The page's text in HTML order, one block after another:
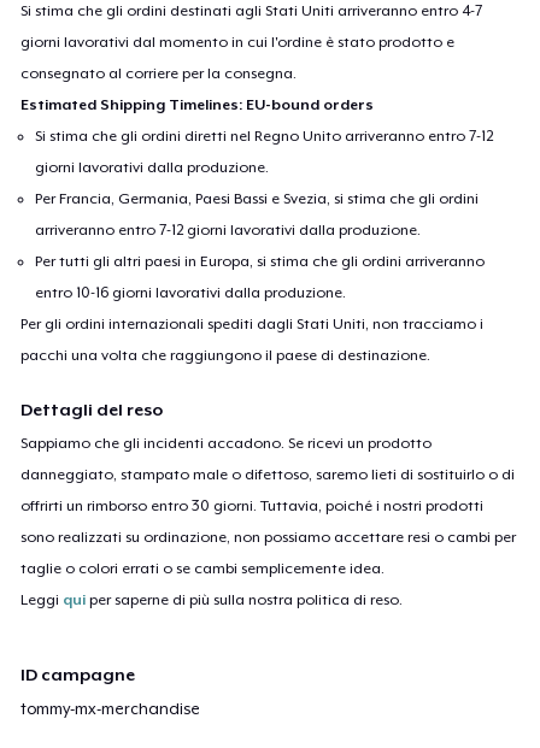
Si stima che gli ordini destinati agli Stati Uniti arriveranno entro 4-7
giorni lavorativi dal momento in cui l'ordine è stato prodotto e
consegnato al corriere per la consegna.
Estimated Shipping Timelines: EU-bound orders
Si stima che gli ordini diretti nel Regno Unito arriveranno entro 7-12
giorni lavorativi dalla produzione.
Per Francia, Germania, Paesi Bassi e Svezia, si stima che gli ordini
arriveranno entro 7-12 giorni lavorativi dalla produzione.
Per tutti gli altri paesi in Europa, si stima che gli ordini arriveranno
entro 10-16 giorni lavorativi dalla produzione.
Per gli ordini internazionali spediti dagli Stati Uniti, non tracciamo i
pacchi una volta che raggiungono il paese di destinazione.
Dettagli del reso
Sappiamo che gli incidenti accadono. Se ricevi un prodotto
danneggiato, stampato male o difettoso, saremo lieti di sostituirlo o di
offrirti un rimborso entro 30 giorni. Tuttavia, poiché i nostri prodotti
sono realizzati su ordinazione, non possiamo accettare resi o cambi per
taglie o colori errati o se cambi semplicemente idea.
Leggi qui per saperne di più sulla nostra politica di reso.
ID campagne
tommy-mx-merchandise